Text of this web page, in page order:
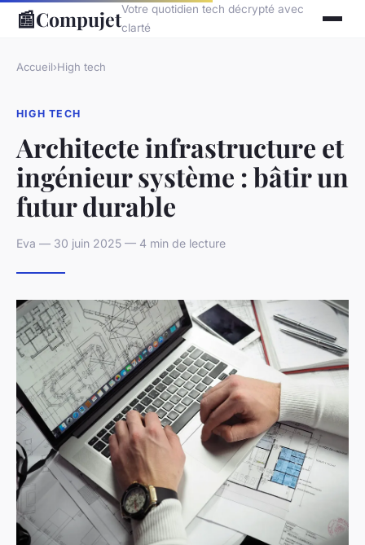
📰CompujetVotre quotidien tech décrypté avec
clarté
Accueil›High tech
HIGH TECH
Architecte infrastructure et
ingénieur système : bâtir un
futur durable
Eva — 30 juin 2025 — 4 min de lecture